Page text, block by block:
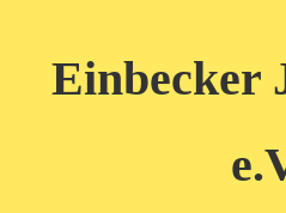
springenEinbecker